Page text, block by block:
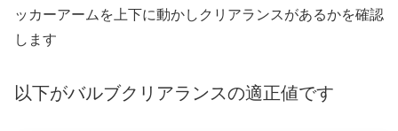
ッカーアームを上下に動かしクリアランスがあるかを確認
します
以下がバルブクリアランスの適正値です